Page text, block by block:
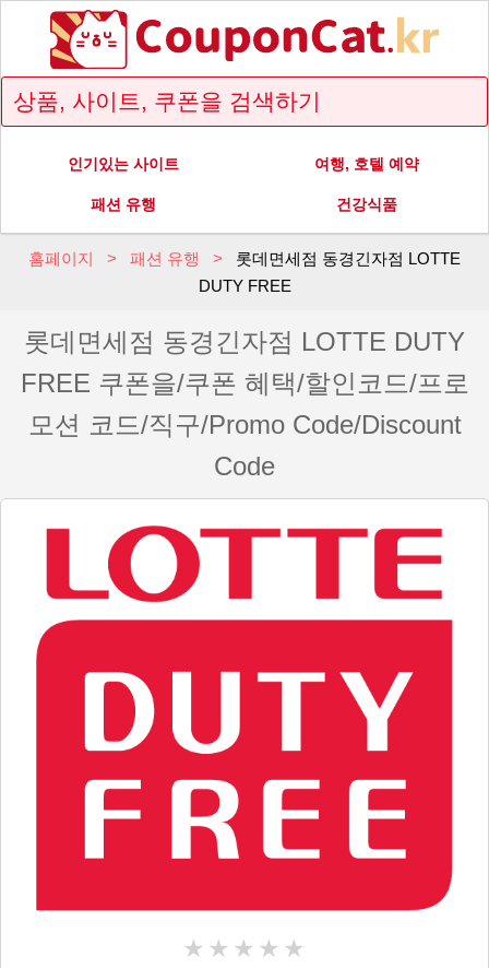
인기있는 사이트 여행, 호텔 예약
패션 유행 건강식품
홈페이지 패션 유행
롯데면세점 동경긴자점 LOTTE
DUTY FREE
롯데면세점 동경긴자점 LOTTE DUTY
FREE 쿠폰을/쿠폰 혜택/할인코드/프로
모션 코드/직구/Promo Code/Discount
Code